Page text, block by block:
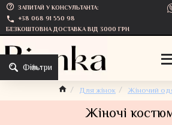
Фільтри
ЗАПИТАЙ У КОНСУЛЬТАНТА:
+38 068 91 550 98
БЕЗКОШТОВНА ДОСТАВКА ВІД 3000 ГРН
Для жінок Жіночий
Жіночі